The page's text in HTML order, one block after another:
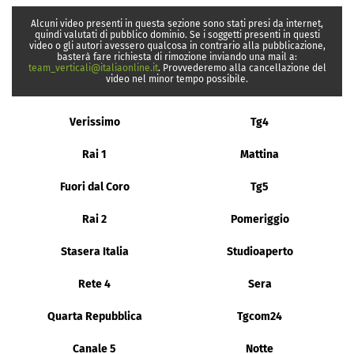
Alcuni video presenti in questa sezione sono stati presi da internet,
quindi valutati di pubblico dominio. Se i soggetti presenti in questi
video o gli autori avessero qualcosa in contrario alla pubblicazione,
basterà fare richiesta di rimozione inviando una mail a:
team_verticali@italiaonline.it. Provvederemo alla cancellazione del
video nel minor tempo possibile.
Verissimo Tg4
Rai 1 Mattina
Fuori dal Coro Tg5
Rai 2 Pomeriggio
Stasera Italia Studioaperto
Rete 4 Sera
Quarta Repubblica Tgcom24
Canale 5 Notte